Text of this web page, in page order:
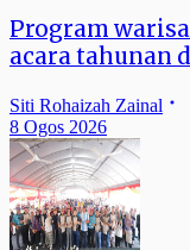
Program
acara tahunan
Siti Rohaizah Zainal
8 Ogos 2026